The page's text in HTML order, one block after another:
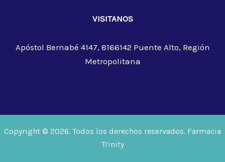
VISITANOS
Apóstol Bernabé 4147, 8166142 Puente Alto, Región
Metropolitana
Copyright © 2026. Todos los derechos reservados. Farmacia
Trinity